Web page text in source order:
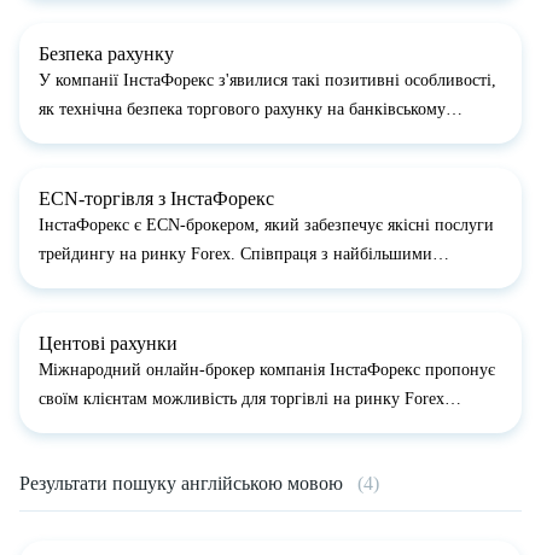
розмір лот...
Безпека рахунку
У компанії ІнстаФорекс з'явилися такі позитивні особливості,
як технічна безпека торгового рахунку на банківському
передбача...
ECN-торгівля з ІнстаФорекс
ІнстаФорекс є ECN-брокером, який забезпечує якісні послуги
трейдингу на ринку Forex. Співпраця з найбільшими
високу ліквідність і м...
Центові рахунки
Міжнародний онлайн-брокер компанія ІнстаФорекс пропонує
своїм клієнтам можливість для торгівлі на ринку Forex
призначені для початківц...
Результати пошуку англійською мовою (4)